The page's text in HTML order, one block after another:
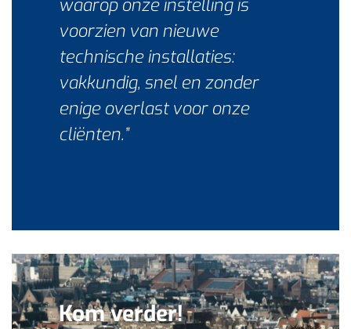
waarop onze instelling is
voorzien van nieuwe
technische installaties:
vakkundig, snel en zonder
enige overlast voor onze
cliënten.”
Kom verder!